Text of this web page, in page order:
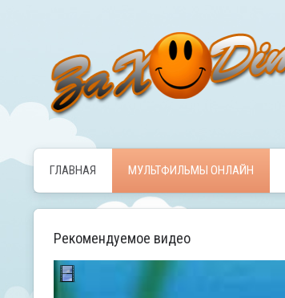
ГЛАВНАЯ МУЛЬТФИЛЬМЫ ОНЛАЙН
Рекомендуемое видео